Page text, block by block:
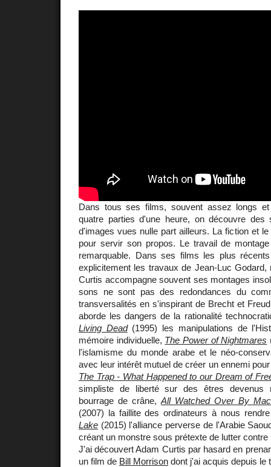
Dans tous ses films, souvent assez longs
quatre parties d'une heure, on découvre des
d'images vues nulle part ailleurs. La fiction et
pour servir son propos. Le travail de
remarquable. Dans ses films les plus
explicitement les travaux de Jean-Luc
Curtis accompagne souvent ses montages
sons ne sont pas des redondances du
transversalités en s'inspirant de Brecht et
aborde les dangers de la rationalité
Living Dead(1995) les manipulations de
mémoire individuelle, The Power of Nightmares
l'islamisme du monde arabe et le néo-
avec leur intérêt mutuel de créer un ennemi
The Trap - What Happened to our Dream of
simpliste de liberté sur des êtres devenus
bourrage de crâne, All Watched Over By
(2007) la faillite des ordinateurs à nous
Lake (2015) l'alliance perverse de l'Arabie
créant un monstre sous prétexte de lutter contre
J'ai découvert Adam Curtis par hasard en
un film de Bill Morrison dont j'ai acquis depuis le